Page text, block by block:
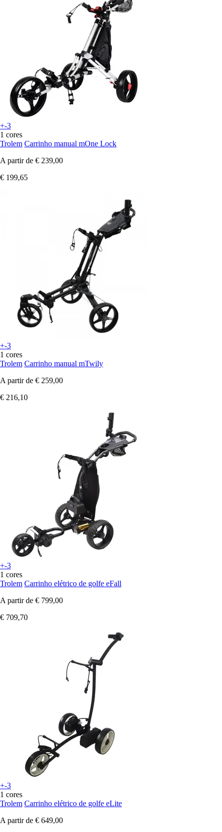
+-3
1 cores
Trolem Carrinho manual mOne Lock
A partir de € 239,00
€ 199,65
+-3
1 cores
Trolem Carrinho manual mTwily
A partir de € 259,00
€ 216,10
+-3
1 cores
Trolem Carrinho elétrico de golfe eFall
A partir de € 799,00
€ 709,70
+-3
1 cores
Trolem Carrinho elétrico de golfe eLite
A partir de € 649,00